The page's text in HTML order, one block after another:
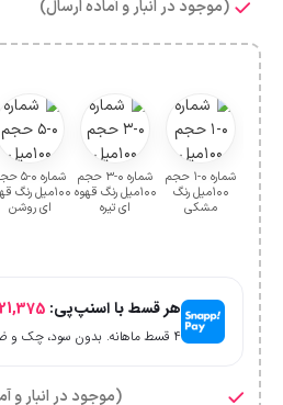
(موجود در انبار و آماده ارسال)
شماره ۰-۱ حجم
۱۰۰میل رنگ
مشکی
شماره ۰-۳ حجم
۱۰۰میل رنگ قهوه
ای تیره
شماره
۱۰۰میل رنگ
ای روشن
هر قسط با اسنپ‌پی:
۴ قسط ماهانه. بدون سود، چک و ضامن.
(موجود در انبار و